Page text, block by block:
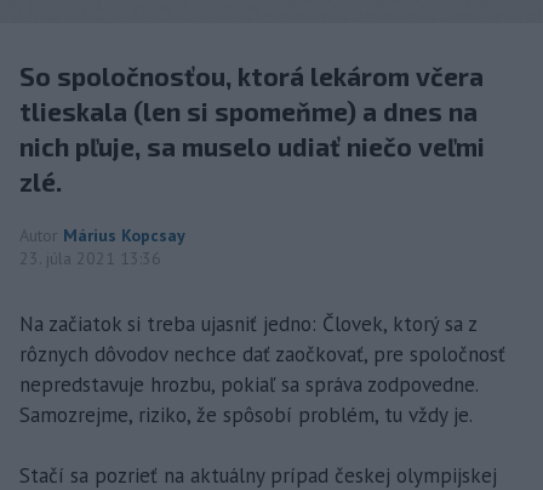
So spoločnosťou, ktorá lekárom včera
tlieskala (len si spomeňme) a dnes na
nich pľuje, sa muselo udiať niečo veľmi
zlé.
Autor Márius Kopcsay
23. júla 2021 13:36
Na začiatok si treba ujasniť jedno: Človek, ktorý sa z
rôznych dôvodov nechce dať zaočkovať, pre spoločnosť
nepredstavuje hrozbu, pokiaľ sa správa zodpovedne.
Samozrejme, riziko, že spôsobí problém, tu vždy je.
Stačí sa pozrieť na aktuálny prípad českej olympijskej